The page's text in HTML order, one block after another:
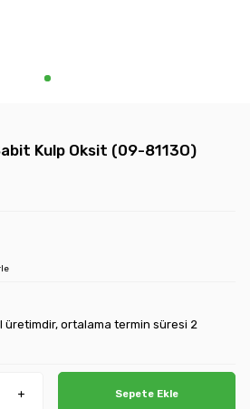
Kulp Oksit (09-8113O)
üretimdir, ortalama termin süresi 2
Sepete Ekle